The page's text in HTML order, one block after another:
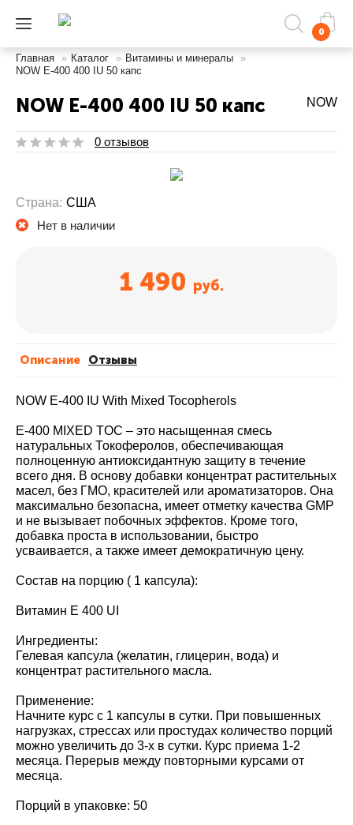
0
Главная » Каталог » Витамины и минералы
»
NOW E-400 400 IU 50 капс
NOW E-400 400 IU 50 капс NOW
0 отзывов
Страна: США
Нет в наличии
1 490 руб.
Описание Отзывы
NOW E-400 IU With Mixed Tocopherols
E-400 MIXED TOC – это насыщенная смесь
натуральных Токоферолов, обеспечивающая
полноценную антиоксидантную защиту в течение
всего дня. В основу добавки концентрат растительных
масел, без ГМО, красителей или ароматизаторов. Она
максимально безопасна, имеет отметку качества GMP
и не вызывает побочных эффектов. Кроме того,
добавка проста в использовании, быстро
усваивается, а также имеет демократичную цену.
Состав на порцию ( 1 капсула):
Витамин Е 400 UI
Ингредиенты:
Гелевая капсула (желатин, глицерин, вода) и
концентрат растительного масла.
Применение:
Начните курс с 1 капсулы в сутки. При повышенных
нагрузках, стрессах или простудах количество порций
можно увеличить до 3-х в сутки. Курс приема 1-2
месяца. Перерыв между повторными курсами от
месяца.
Порций в упаковке: 50